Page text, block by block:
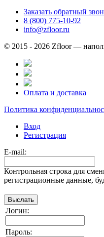
Заказать обратный
8 (800) 775-10-92
info@zfloor.ru
© 2015 - 2026 Zfloor —
Оплата и доставка
Политика
Вход
Регистрация
E-mail:
Контрольная строка для
регистрационные данные,
Логин:
Пароль: